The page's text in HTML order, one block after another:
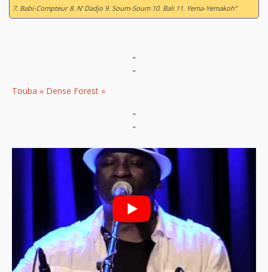
7. Babi-Compteur 8. N' Dadjo 9. Soum-Soum 10. Bali 11. Yema-Yemakoh”
"
"
Touba « Dense Forest »
"
"